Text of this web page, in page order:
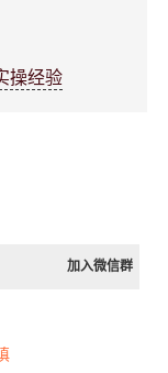
操经验
加入微信群